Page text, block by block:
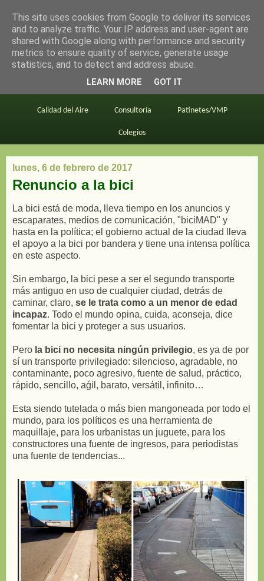
en bici por madrid
Este blog BiciMAD Primeros consejos
Calidad del Aire Consultoría Patinetes/VMP
Colegios
lunes, 6 de febrero de 2017
Renuncio a la bici
La bici está de moda, lleva tiempo en los anuncios y
escaparates, medios de comunicación, "biciMAD" y
hasta en la política; el gobierno actual de la ciudad lleva
el apoyo a la bici por bandera y tiene una intensa política
en este aspecto.
Sin embargo, la bici pese a ser el segundo transporte
más antiguo en uso de cualquier ciudad, detrás de
caminar, claro, se le trata como a un menor de edad
incapaz. Todo el mundo opina, cuida, aconseja, dice
fomentar la bici y proteger a sus usuarios.
Pero la bici no necesita ningún privilegio, es ya de por
sí un transporte privilegiado: silencioso, agradable, no
contaminante, poco agresivo, fuente de salud, práctico,
rápido, sencillo, aǵil, barato, versátil, infinito…
Esta siendo tutelada o más bien mangoneada por todo el
mundo, para los políticos es una herramienta de
maquillaje, para los urbanistas un juguete, para los
constructores una fuente de ingresos, para periodistas
una fuente de tendencias...
This site uses cookies from Google to deliver its services
and to analyze traffic. Your IP address and user-agent are
shared with Google along with performance and security
metrics to ensure quality of service, generate usage
statistics, and to detect and address abuse.
LEARN MORE GOT IT